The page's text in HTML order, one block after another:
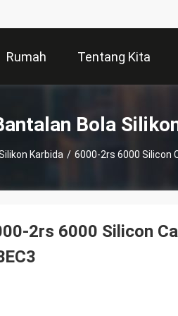
Rumah Tentang Kita
Bola
Karbida /
2rs 6000 Silicon